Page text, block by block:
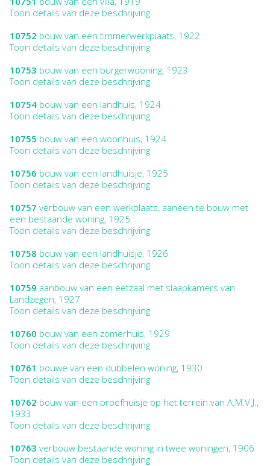
Toon details van deze beschrijving
10752 bouw van een timmerwerkplaats, 1922
Toon details van deze beschrijving
10753 bouw van een burgerwooning, 1923
Toon details van deze beschrijving
10754 bouw van een landhuis, 1924
Toon details van deze beschrijving
10755 bouw van een woonhuis, 1924
Toon details van deze beschrijving
10756 bouw van een landhuisje, 1925
Toon details van deze beschrijving
10757 verbouw van een werkplaats, aaneen te bouw met
een bestaande woning, 1925
Toon details van deze beschrijving
10758 bouw van een landhuisje, 1926
Toon details van deze beschrijving
10759 aanbouw van een eetzaal met slaapkamers van
Landzegen, 1927
Toon details van deze beschrijving
10760 bouw van een zomerhuis, 1929
Toon details van deze beschrijving
10761 bouwe van een dubbelen woning, 1930
Toon details van deze beschrijving
10762 bouw van een proefhuisje op het terrein van A.M.V.J.,
1933
Toon details van deze beschrijving
10763 verbouw bestaande woning in twee woningen, 1906
Toon details van deze beschrijving